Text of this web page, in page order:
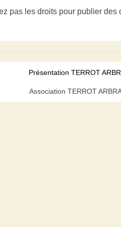
pas les droits pour publier des
Présentation TERROT
Association TERROT